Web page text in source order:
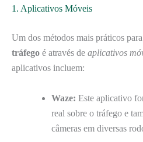
1. Aplicativos Móveis
Um dos métodos mais práticos para
tráfego é através de aplicativos
aplicativos incluem:
Waze: Este aplicativo
real sobre o tráfego e
câmeras em diversas